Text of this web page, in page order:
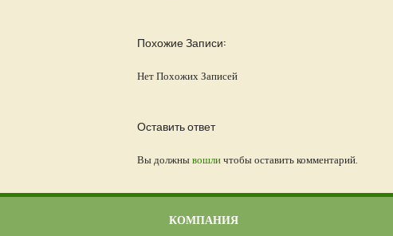
Похожие Записи:
Нет Похожих Записей
Оставить ответ
Вы должнывошличтобы оставить комментарий.
КОМПАНИЯ